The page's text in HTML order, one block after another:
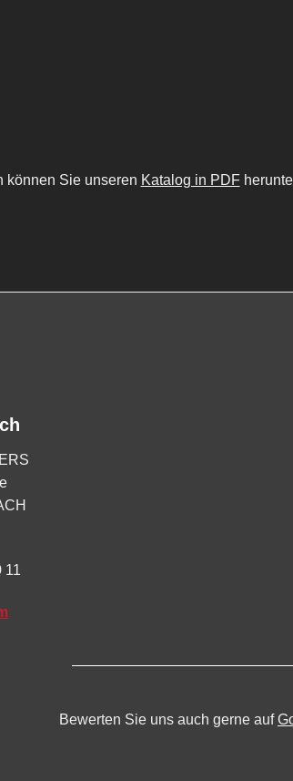
können Sie unseren Katalog in PDF
11
Bewerten Sie uns auch gerne auf